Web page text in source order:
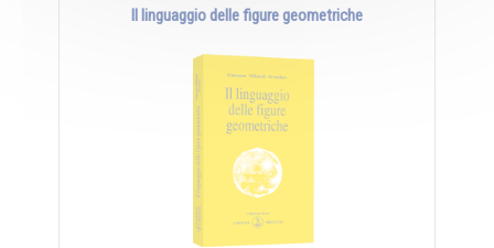
Il linguaggio delle figure geometriche